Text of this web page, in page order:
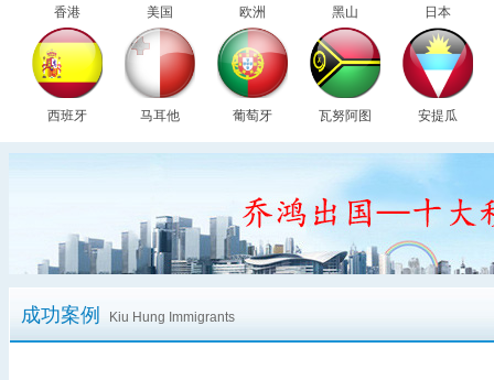
香港 美国 欧洲 黑山 日本
西班牙 马耳他 葡萄牙 瓦努阿图 安提瓜
成功案例 Kiu Hung Immigrants